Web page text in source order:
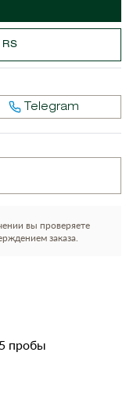
RS
Telegram
вы проверяете
заказа.
пробы